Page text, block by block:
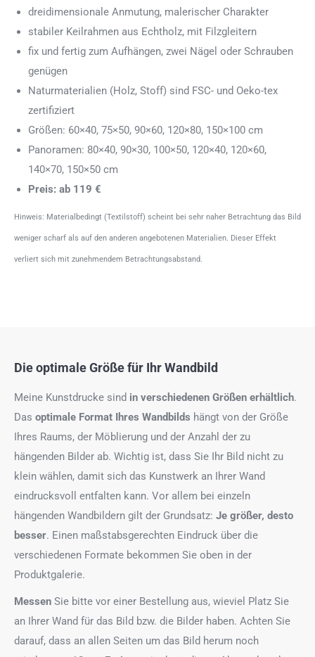
dreidimensionale Anmutung, malerischer Charakter
stabiler Keilrahmen aus Echtholz, mit Filzgleitern
fix und fertig zum Aufhängen, zwei Nägel oder Schrauben
genügen
Naturmaterialien (Holz, Stoff) sind FSC- und Oeko-tex
zertifiziert
Größen: 60×40, 75×50, 90×60, 120×80, 150×100 cm
Panoramen: 80×40, 90×30, 100×50, 120×40, 120×60,
140×70, 150×50 cm
Preis: ab 119 €
Hinweis: Materialbedingt (Textilstoff) scheint bei sehr naher Betrachtung das Bild
weniger scharf als auf den anderen angebotenen Materialien. Dieser Effekt
verliert sich mit zunehmendem Betrachtungsabstand.
Die optimale Größe für Ihr Wandbild
Meine Kunstdrucke sind in verschiedenen Größen erhältlich.
Das optimale Format Ihres Wandbilds hängt von der Größe
Ihres Raums, der Möblierung und der Anzahl der zu
hängenden Bilder ab. Wichtig ist, dass Sie Ihr Bild nicht zu
klein wählen, damit sich das Kunstwerk an Ihrer Wand
eindrucksvoll entfalten kann. Vor allem bei einzeln
hängenden Wandbildern gilt der Grundsatz: Je größer, desto
besser. Einen maßstabsgerechten Eindruck über die
verschiedenen Formate bekommen Sie oben in der
Produktgalerie.
Messen Sie bitte vor einer Bestellung aus, wieviel Platz Sie
an Ihrer Wand für das Bild bzw. die Bilder haben. Achten Sie
darauf, dass an allen Seiten um das Bild herum noch